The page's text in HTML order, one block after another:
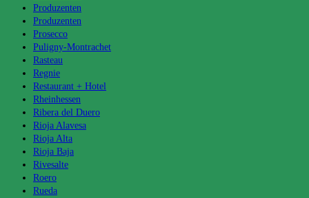
Produzenten
Produzenten
Prosecco
Puligny-Montrachet
Rasteau
Regnie
Restaurant + Hotel
Rheinhessen
Ribera del Duero
Rioja Alavesa
Rioja Alta
Rioja Baja
Rivesalte
Roero
Rueda